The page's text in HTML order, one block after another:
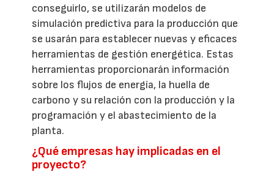
conseguirlo, se utilizarán modelos de
simulación predictiva para la producción que
se usarán para establecer nuevas y eficaces
herramientas de gestión energética. Estas
herramientas proporcionarán información
sobre los flujos de energía, la huella de
carbono y su relación con la producción y la
programación y el abastecimiento de la
planta.
¿Qué empresas hay implicadas en el
proyecto?